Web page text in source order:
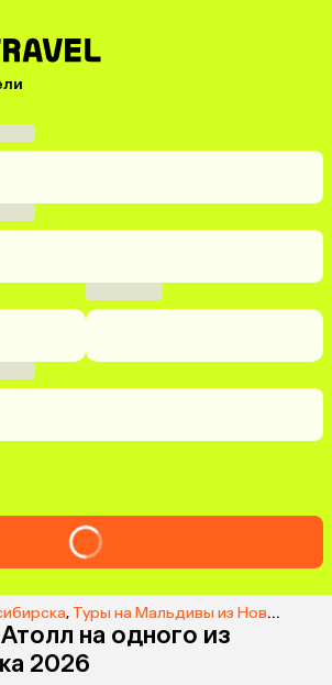
, Туры на Мальдивы из Новосибирска
на одного из
2026